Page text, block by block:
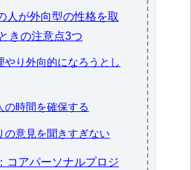
人が外向型の性格を取
きの注意点3つ
やり外向的になろうとし
の時間を確保する
の意見を聞きすぎない
コアパーソナルプロジ